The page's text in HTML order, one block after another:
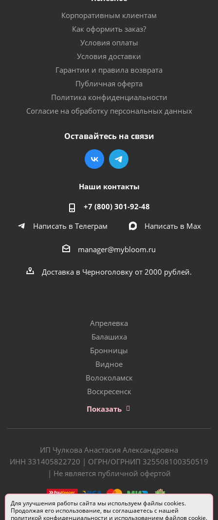
Корпоративным клиентам
Как оформить заказ?
Условия оплаты
Условия доставки
Гарантии и правила возврата
Публичная оферта
Политика конфиденциальности
Согласие на обработку персональных данных
Оставайтесь на связи
Наши контакты
+7 (800) 301-92-48
Написать в Телеграм
Написать в Мах
manager@mybloom.ru
Доставка в Черноголовку от 2000 рублей.
Апрелевка
Балашиха
Бронницы
Видное
Волоколамск
Воскресенск
Показать
ИП Чулкова Анастасия Александровна
ИНН 331405822720 | ОГРН/ОГРНИП 325508100350519
| Не является публичной офертой
Для улучшения работы сайта мы используем файлы cookies.
Продолжая его использование, вы соглашаетесь с нашей
политикой конфиденциальности и использованием файлов cookie.